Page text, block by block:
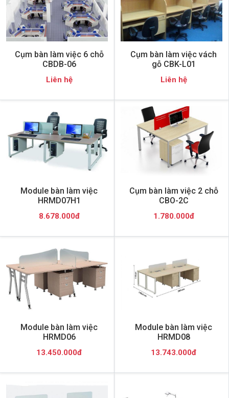
Cụm bàn làm việc 6 chỗ
CBDB-06
Liên hệ
Cụm bàn làm việc vách
gỗ CBK-L01
Liên hệ
Module bàn làm việc
HRMD07H1
8.678.000đ
Cụm bàn làm việc 2 chỗ
CBO-2C
1.780.000đ
Module bàn làm việc
HRMD06
13.450.000đ
Module bàn làm việc
HRMD08
13.743.000đ